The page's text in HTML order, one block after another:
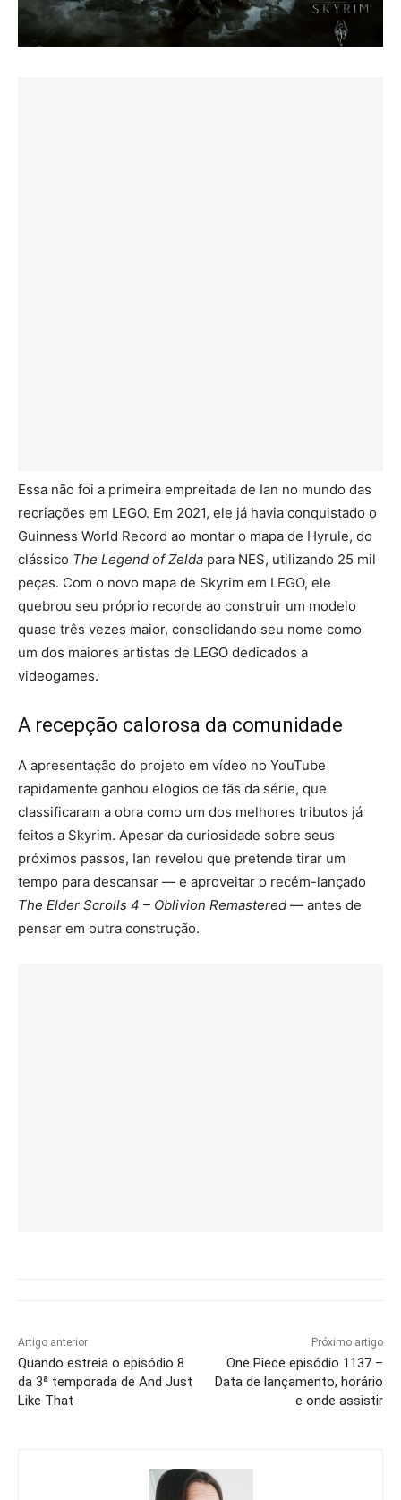
Essa não foi a primeira empreitada de Ian no mundo das
recriações em LEGO. Em 2021, ele já havia conquistado o
Guinness World Record ao montar o mapa de Hyrule, do
clássico The Legend of Zelda para NES, utilizando 25 mil
peças. Com o novo mapa de Skyrim em LEGO, ele
quebrou seu próprio recorde ao construir um modelo
quase três vezes maior, consolidando seu nome como
um dos maiores artistas de LEGO dedicados a
videogames.
A recepção calorosa da comunidade
A apresentação do projeto em vídeo no YouTube
rapidamente ganhou elogios de fãs da série, que
classificaram a obra como um dos melhores tributos já
feitos a Skyrim. Apesar da curiosidade sobre seus
próximos passos, Ian revelou que pretende tirar um
tempo para descansar — e aproveitar o recém-lançado
The Elder Scrolls 4 – Oblivion Remastered — antes de
pensar em outra construção.
Artigo anterior
Quando estreia o episódio 8
da 3ª temporada de And Just
Like That
Próximo artigo
One Piece episódio 1137 –
Data de lançamento, horário
e onde assistir